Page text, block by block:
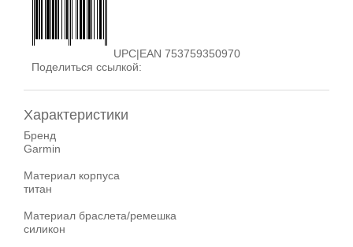
UPC|EAN 753759350970
Поделиться ссылкой:
Характеристики
Бренд
Garmin
Материал корпуса
титан
Материал браслета/ремешка
силикон